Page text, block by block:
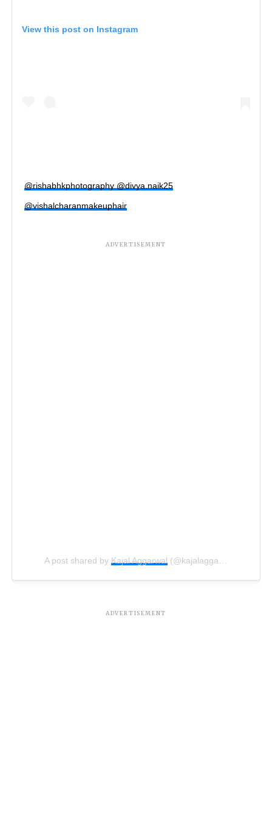
View this post on Instagram
@rishabhkphotography @divya.naik25
@vishalcharanmakeuphair
ADVERTISEMENT
A post shared byKajal Aggarwal (@kajalaggarwalofficial) on
ADVERTISEMENT